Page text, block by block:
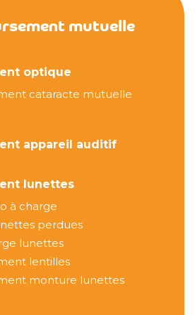
mutuelle
optique
cataracte mutuelle
appareil auditif
lunettes
à charge
perdues
lunettes
lentilles
monture lunettes